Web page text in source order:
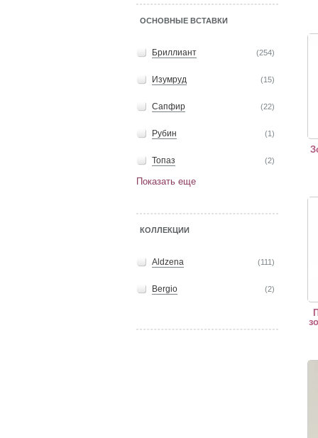
ОСНОВНЫЕ ВСТАВКИ
Бриллиант (254)
Изумруд (15)
Сапфир (22)
Рубин (1)
Топаз (2)
Показать еще
КОЛЛЕКЦИИ
Aldzena (111)
Bergio (2)